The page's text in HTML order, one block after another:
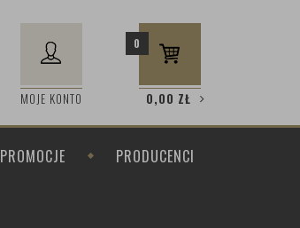
MOJE KONTO
0
0,00 ZŁ
PROMOCJE PRODUCENCI